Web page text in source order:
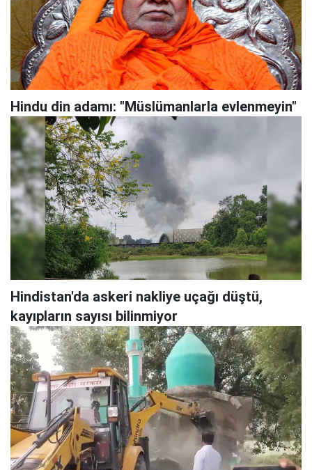
Hindu din adamı: "Müslümanlarla evlenmeyin"
Hindistan'da askeri nakliye uçağı düştü,
kayıpların sayısı bilinmiyor